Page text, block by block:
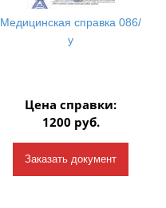
Медицинская справка 086/
у
Цена справки:
1200 руб.
Заказать документ